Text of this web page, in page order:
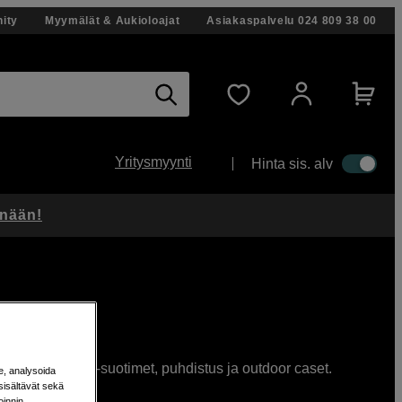
Myymälät & Aukioloajat Asiakaspalvelu 024 809 38 00
Yritysmyynti Hinta sis. alv
ND-suotimet, puhdistus ja outdoor caset.
analysoida
sekä